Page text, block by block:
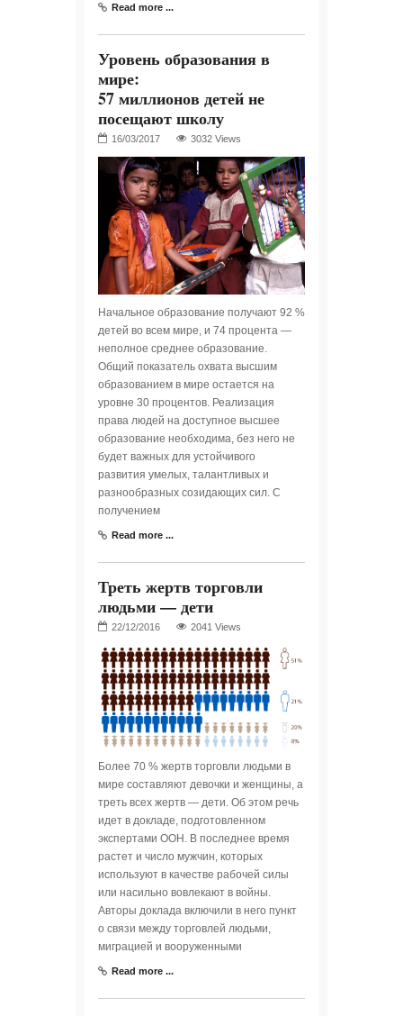
Read more ...
Уровень образования в
мире:
57 миллионов детей не
посещают школу
3032 Views
Начальное образование получают 92 %
детей во всем мире, и 74 процента —
неполное среднее образование.
Общий показатель охвата высшим
образованием в мире остается на
уровне 30 процентов. Реализация
права людей на доступное высшее
образование необходима, без него не
будет важных для устойчивого
развития умелых, талантливых и
разнообразных созидающих сил. С
получением
Read more ...
Треть жертв торговли
людьми — дети
2041 Views
Более 70 % жертв торговли людьми в
мире составляют девочки и женщины, а
треть всех жертв — дети. Об этом речь
идет в докладе, подготовленном
экспертами ООН. В последнее время
растет и число мужчин, которых
используют в качестве рабочей силы
или насильно вовлекают в войны.
Авторы доклада включили в него пункт
о связи между торговлей людьми,
миграцией и вооруженными
Read more ...